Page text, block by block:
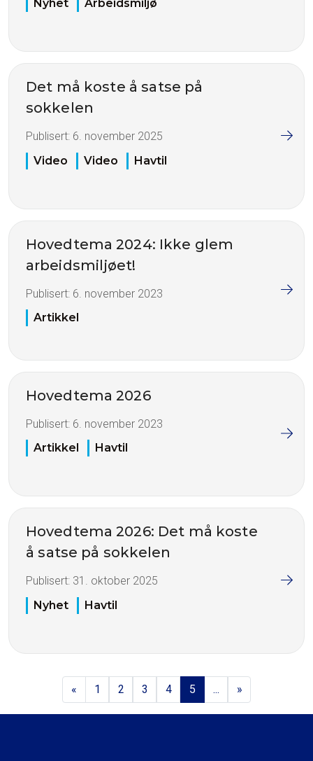
Nyhet
Arbeidsmiljø
Det må koste å satse på
sokkelen
Publisert: 6. november 2025
Video
Video Havtil
Hovedtema 2024: Ikke glem
arbeidsmiljøet!
Publisert: 6. november 2023
Artikkel
Hovedtema 2026
Publisert: 6. november 2023
Artikkel
Havtil
Hovedtema 2026: Det må koste
å satse på sokkelen
Publisert: 31. oktober 2025
Nyhet
Havtil
« 1 2 3 4 5 ... »